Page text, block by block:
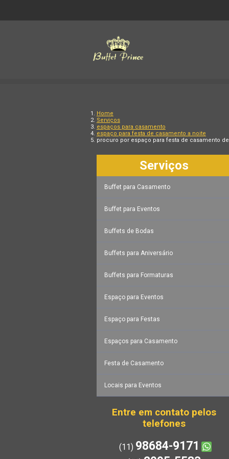
Home
Serviços
espaços para casamento
espaço para festa de casamento a noite
procuro por espaço para festa de casamento
Serviços
Buffet para Casamento
Buffet para Eventos
Buffets de Bodas
Buffets para Aniversário
Buffets para Formaturas
Espaço para Eventos
Espaço para Festas
Espaços para Casamento
Festa de Casamento
Locais para Eventos
Entre em contato pelos
telefones
(11) 98684-9171